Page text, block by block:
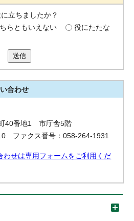
立ちましたか？
らともいえない
役にたたな
送信
合わせ
40番地1 市庁舎5階
ファクス番号：058-264-1931
わせは専用フォームをご利用くだ